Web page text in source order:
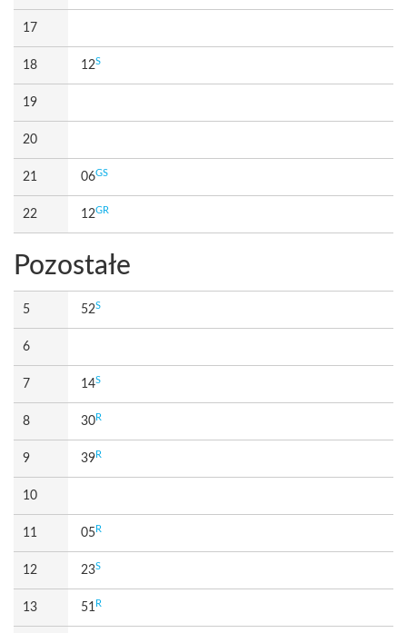
17
18 12S
19
20
21 06GS
22 12GR
Pozostałe
5 52S
6
7 14S
8 30 R
9 39 R
10
11 05 R
12 23S
13 51 R